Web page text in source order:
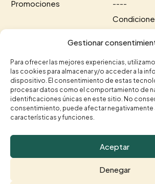
Gestionar
Para ofrecer las mejores experiencias,
las cookies para almacenar y/o acceder a la
dispositivo. El consentimiento de estas
procesar datos como el comportamiento de
identificaciones únicas en este sitio. No
consentimiento, puede afectar negativamente
características y funciones.
Aceptar
Denegar
Promociones
----
Contacto
 +34 963 75 20 40 +34 615
 contacto@vendival.com
Valencia